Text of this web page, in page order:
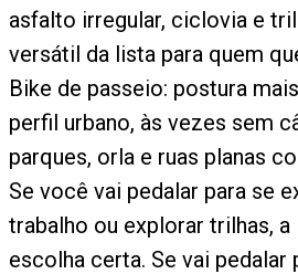
asfalto irregular, ciclovia e
versátil da lista para quem
Bike de passeio: postura
perfil urbano, às vezes sem
parques, orla e ruas planas
Se você vai pedalar para se
trabalho ou explorar trilhas, a
escolha certa. Se vai pedalar